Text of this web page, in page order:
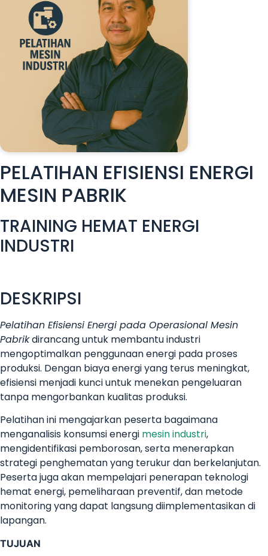
PELATIHAN EFISIENSI ENERGI
MESIN PABRIK
TRAINING HEMAT ENERGI
INDUSTRI
DESKRIPSI
Pelatihan Efisiensi Energi pada Operasional Mesin
Pabrikdirancang untuk membantu industri
mengoptimalkan penggunaan energi pada proses
produksi. Dengan biaya energi yang terus meningkat,
efisiensi menjadi kunci untuk menekan pengeluaran
tanpa mengorbankan kualitas produksi.
Pelatihan ini mengajarkan peserta bagaimana
menganalisis konsumsi energi mesin industri,
mengidentifikasi pemborosan, serta menerapkan
strategi penghematan yang terukur dan berkelanjutan.
Peserta juga akan mempelajari penerapan teknologi
hemat energi, pemeliharaan preventif, dan metode
monitoring yang dapat langsung diimplementasikan di
lapangan.
TUJUAN